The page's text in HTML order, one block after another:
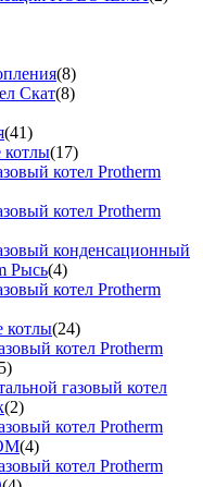
(8)
Скат(8)
(41)
котлы(17)
котел Protherm
котел Protherm
конденсационный
Рысь(4)
котел Protherm
котлы(24)
котел Protherm
газовый котел
(2)
котел Protherm
(4)
котел Protherm